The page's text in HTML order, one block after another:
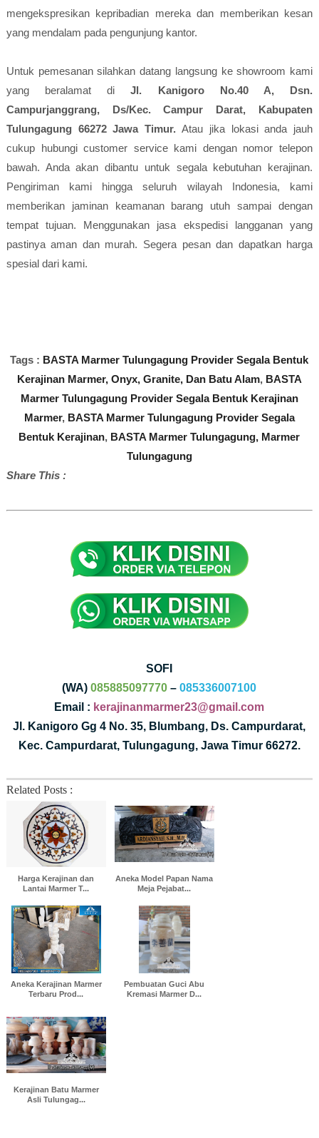
mengekspresikan kepribadian mereka dan memberikan kesan
yang mendalam pada pengunjung kantor.
Untuk pemesanan silahkan datang langsung ke showroom kami
yang beralamat diJl. Kanigoro No.40 A, Dsn.
Campurjanggrang, Ds/Kec. Campur Darat, Kabupaten
Tulungagung 66272 Jawa Timur. Atau jika lokasi anda jauh
cukup hubungi customer service kami dengan nomor telepon
bawah. Anda akan dibantu untuk segala kebutuhan kerajinan.
Pengiriman kami hingga seluruh wilayah Indonesia, kami
memberikan jaminan keamanan barang utuh sampai dengan
tempat tujuan. Menggunakan jasa ekspedisi langganan yang
pastinya aman dan murah. Segera pesan dan dapatkan harga
spesial dari kami.
Tags : BASTA Marmer Tulungagung Provider Segala Bentuk
Kerajinan Marmer, Onyx, Granite, Dan Batu Alam, BASTA
Marmer Tulungagung Provider Segala Bentuk Kerajinan
Marmer, BASTA Marmer Tulungagung Provider Segala
Bentuk Kerajinan, BASTA Marmer Tulungagung, Marmer
Tulungagung
Share This :
SOFI
(WA)085885097770 –085336007100
Email : kerajinanmarmer23@gmail.com
Jl. Kanigoro Gg 4 No. 35, Blumbang, Ds. Campurdarat,
Kec. Campurdarat, Tulungagung, Jawa Timur 66272.
Related Posts :
Harga Kerajinan dan
Lantai Marmer T...
Aneka Model Papan Nama
Meja Pejabat...
Aneka Kerajinan Marmer
Terbaru Prod...
Pembuatan Guci Abu
Kremasi Marmer D...
Kerajinan Batu Marmer
Asli Tulungag...